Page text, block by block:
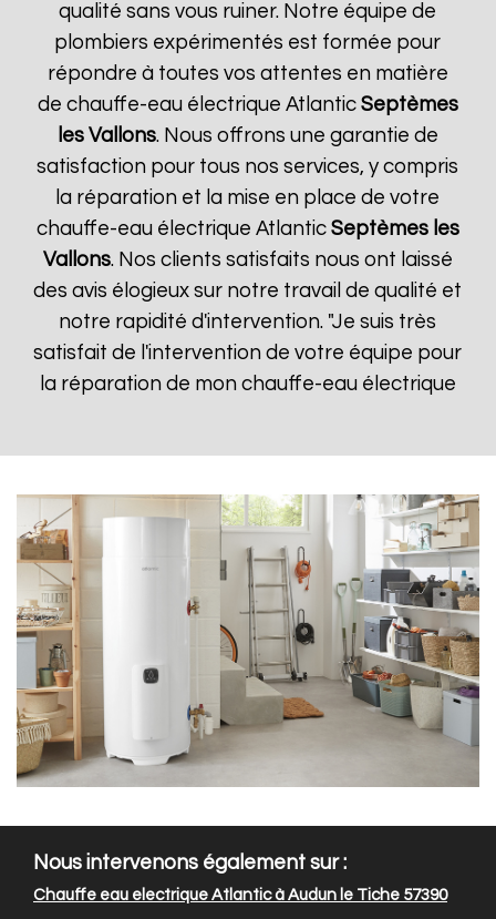
qualité sans vous ruiner. Notre équipe de
plombiers expérimentés est formée pour
répondre à toutes vos attentes en matière
de chauffe-eau électrique Atlantic Septèmes
les Vallons. Nous offrons une garantie de
satisfaction pour tous nos services, y compris
la réparation et la mise en place de votre
chauffe-eau électrique Atlantic Septèmes les
Vallons. Nos clients satisfaits nous ont laissé
des avis élogieux sur notre travail de qualité et
notre rapidité d'intervention. "Je suis très
satisfait de l'intervention de votre équipe pour
la réparation de mon chauffe-eau électrique
Nous intervenons également sur :
Chauffe eau electrique Atlantic à Audun le Tiche 57390